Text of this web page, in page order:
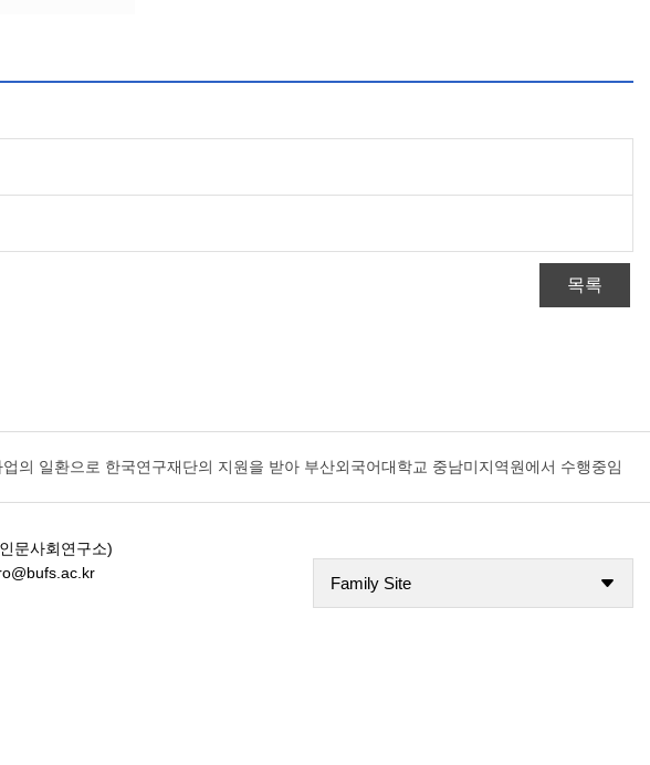
목록
의 일환으로 한국연구재단의 지원을 받아 부산외국어대학교 중남미지역원에서 수행중임
문사회연구소)
Family Site